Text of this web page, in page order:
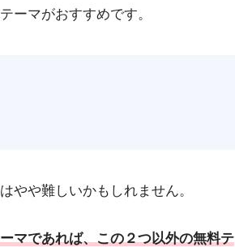
ーマがおすすめです。
やや難しいかもしれません。
マであれば、この２つ以外の無料テ